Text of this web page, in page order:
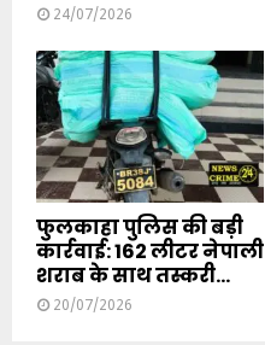
24/07/2026
फुलकाहा पुलिस की बड़ी
कार्रवाई: 162 लीटर नेपाली
शराब के साथ तस्करी...
20/07/2026